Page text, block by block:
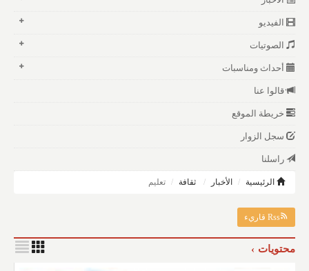
الفيديو
الصوتيات
أحداث ومناسبات
قالوا عنا
خريطة الموقع
سجل الزوار
راسلنا
الرئيسية الأخبار ثقافة تعليم
Rss قاريء
محتويات